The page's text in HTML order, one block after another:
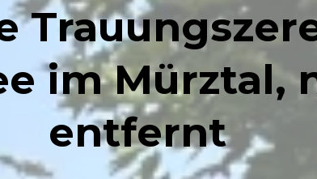
im Mürztal,
entfernt